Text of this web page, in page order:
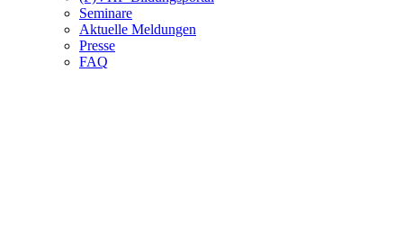
Seminare
Aktuelle Meldungen
Presse
FAQ